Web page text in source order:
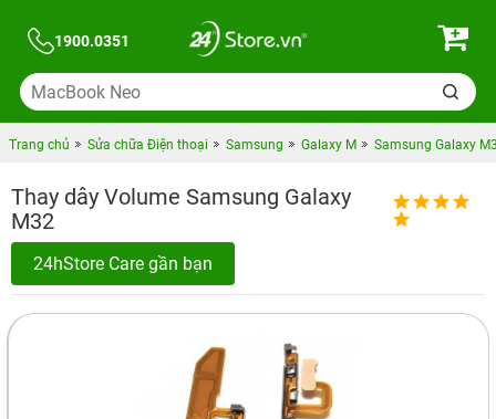
1900.0351
Trang chủ Sửa chữa Điện thoại Samsung Galaxy M Samsung Galaxy
Thay dây Volume Samsung Galaxy
M32
24hStore Care gần bạn